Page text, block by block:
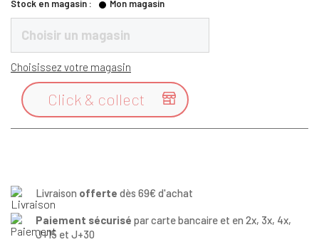
Stock en magasin : Mon magasin
Choisir un magasin
Choisissez votre magasin

Click & collect
Livraison offerte dès 69€ d'achat
Paiement sécurisé par carte bancaire et en 2x, 3x, 4x,
J+15 et J+30